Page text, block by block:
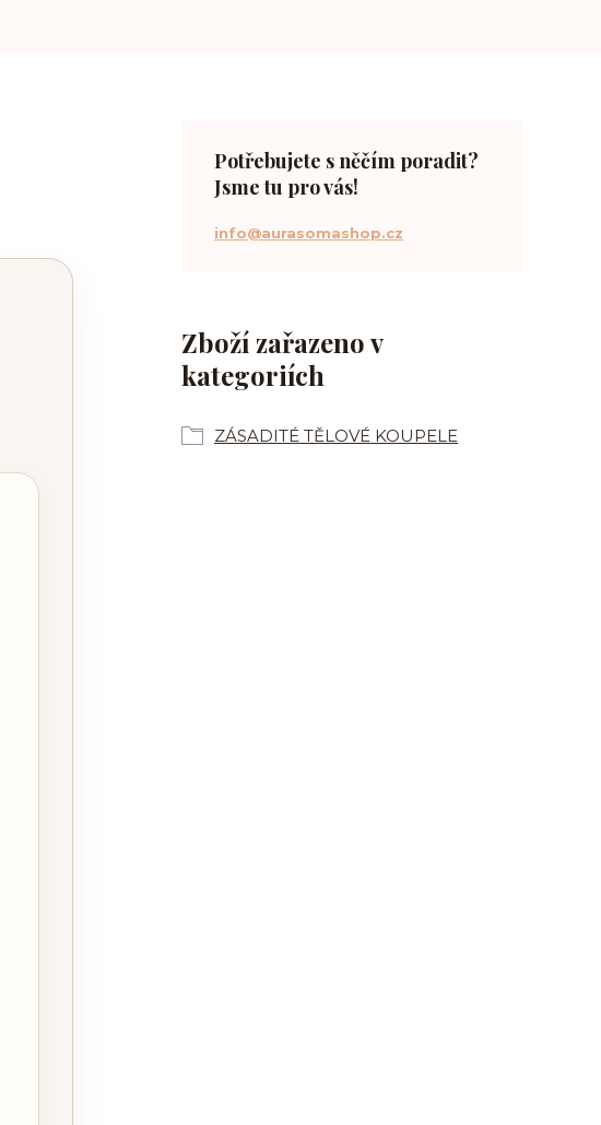
Zboží zařazeno v
kategoriích
ZÁSADITÉ TĚLOVÉ KOUPELE
Potřebujete s něčím poradit?
Jsme tu pro vás!
info@aurasomashop.cz